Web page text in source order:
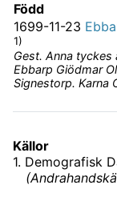
Född
1699-11-23
1)
Gest. Anna
Ebbarp Giödmar
Signestorp. Karna
Källor
1. Demografisk
(